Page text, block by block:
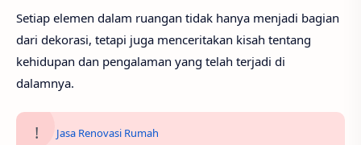
Setiap elemen dalam ruangan tidak hanya menjadi bagian
dari dekorasi, tetapi juga menceritakan kisah tentang
kehidupan dan pengalaman yang telah terjadi di
dalamnya.
Jasa Renovasi Rumah